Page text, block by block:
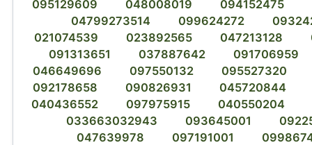
095129609
048008019
094152475
04799273514
099624272
021074539
023892565 047213128
091313651
037887642
091706959
046649696
097550132
095527320
092178658
090826931
045720844
040436552
097975915
040550204
033663032943
093645001
047639978
097191001